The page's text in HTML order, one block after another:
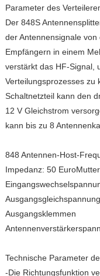
Parameter des
Der 848S
der Antennensignale
Empfängern in einem
verstärkt das HF-Signal,
Verteilungsprozesses zu
Schaltnetzteil kann den
12 V Gleichstrom
kann bis zu 8
848 Antennen-Host-
Impedanz: 50 EuroMutter
Ausgangsklemmen
Technische Parameter
-Die Richtungsfunktion